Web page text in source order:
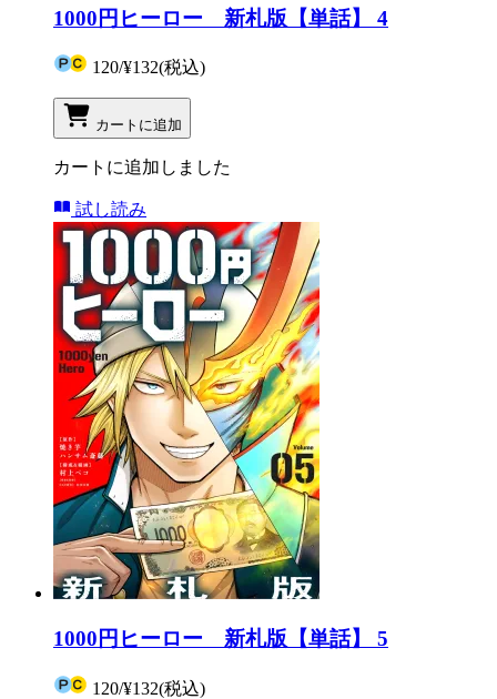
1000円ヒーロー 新札版【単話】 4
120/¥132(税込)
カートに追加
カートに追加しました
試し読み
1000円ヒーロー 新札版【単話】 5
120/¥132(税込)